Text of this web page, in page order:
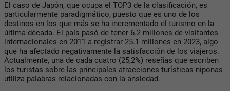
El caso de Japón, que ocupa el TOP3 de la clasificación, es
particularmente paradigmático, puesto que es uno de los
destinos en los que más se ha incrementado el turismo en la
última década. El país pasó de tener 6.2 millones de visitantes
internacionales en 2011 a registrar 25.1 millones en 2023, algo
que ha afectado negativamente la satisfacción de los viajeros.
Actualmente, una de cada cuatro (25,2%) reseñas que escriben
los turistas sobre las principales atracciones turísticas niponas
utiliza palabras relacionadas con la ansiedad.